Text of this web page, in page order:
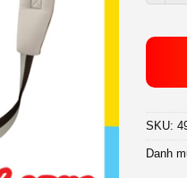
SKU:
Danh